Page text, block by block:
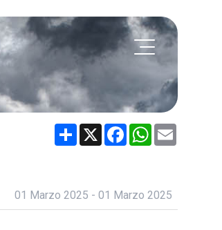
Share X FacebookWhatsApp
01 Marzo 2025 - 01 Marzo 2025